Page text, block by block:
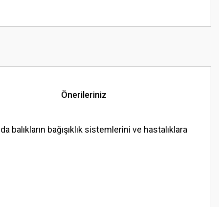
Önerileriniz
bağışıklık sistemlerini ve hastalıklara